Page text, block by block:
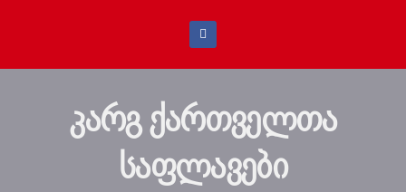
კარგ ქართველთა
საფლავები